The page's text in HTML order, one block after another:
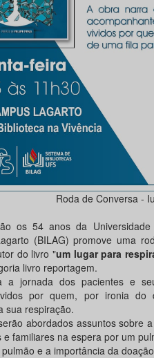
Roda de Conversa -
os 54 anos da
(BILAG) promove uma
do livro "um lugar para
livro reportagem.
a jornada dos pacientes e
por quem, por ironia
sua respiração.
abordados assuntos sobre
e familiares na espera por um
e a importância da